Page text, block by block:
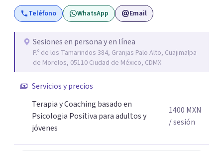
Mariangela Rodriguez Badel. Uno de mis propósitos de
vida es impactar positivamente la vida de jóvenes y
uno/a y acompañándolo/as a encontrar herramientas
que les permitan conectar con su vida de maneras
diferentes y avanzar hacia donde lo necesitan. Hago
manera presencial en la Ciudad de México.
Adicionalmente enseño herramientas de psicología
positiva y bienestar a grupos y equipos.
Teléfono WhatsApp Email
Sesiones en persona y en línea
P.º de los Tamarindos 384, Granjas Palo Alto, Cuajimalpa
de Morelos, 05110 Ciudad de México, CDMX
Servicios y precios
Terapia y Coaching basado en
Psicologia Positiva para adultos y
jóvenes
1400 MXN
/ sesión